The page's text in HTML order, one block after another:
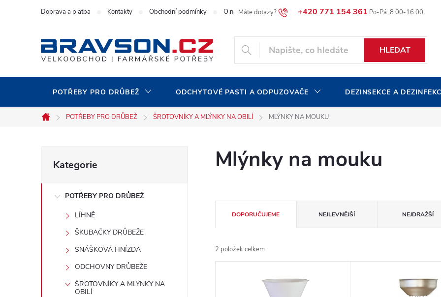
+420 771 154 361
Doprava a platba Kontakty Obchodní podmínky O naší společnosti Blog Volná pracovní místa
HLEDAT
POTŘEBY PRO DRŮBEŽ ODCHYTOVÉ PASTI A ODPUZOVAČE DEZINSEKCE A
Domů
POTŘEBY PRO DRŮBEŽ ŠROTOVNÍKY A MLÝNKY NA OBILÍ MLÝNKY NA MOUKU
o
kategorie
Kategorie
POTŘEBY PRO DRŮBEŽ
LÍHNĚ
ŠKUBAČKY DRŮBEŽE
SNÁŠKOVÁ HNÍZDA
ODCHOVNY DRŮBEŽE
ŠROTOVNÍKY A MLÝNKY NA
OBILÍ
Mlýnky na mouku
a
z
DOPORUČUJEME NEJLEVNĚJŠÍ NEJDRAŽŠÍ
2 položek celkem